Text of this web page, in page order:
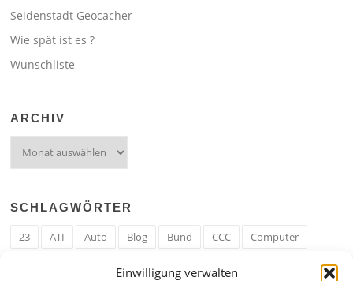
Einwilligung verwalten
Seidenstadt Geocacher
Wie spät ist es ?
Wunschliste
ARCHIV
SCHLAGWÖRTER
23 ATI Auto Blog Bund CCC
Computer